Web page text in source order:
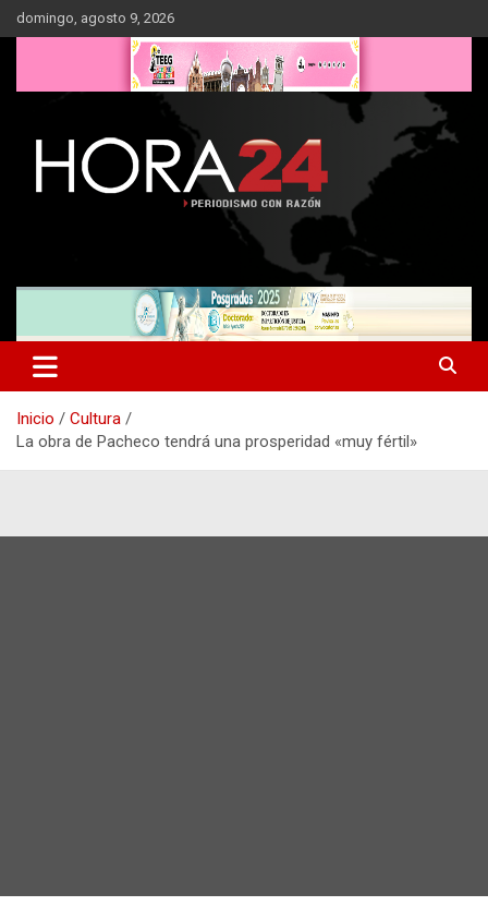
Saltar
al
domingo, agosto 9, 2026
Inicio
Cultura
La obra de Pacheco tendrá una prosperidad «muy fértil»